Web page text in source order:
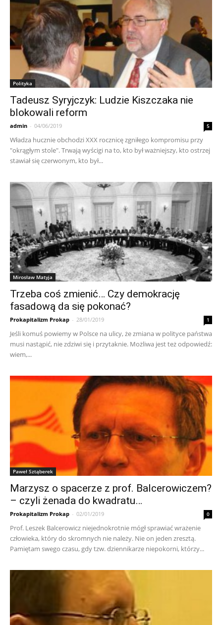
Polityka
Tadeusz Syryjczyk: Ludzie Kiszczaka nie
blokowali reform
admin - 04/06/2019 5
Władza hucznie obchodzi XXX rocznicę zgniłego kompromisu przy
"okrągłym stole". Trwają wyścigi na to, kto był ważniejszy, kto ostrzej
stawiał się czerwonym, kto był...
Mirosław Matyja
Trzeba coś zmienić… Czy demokrację
fasadową da się pokonać?
Prokapitalizm Prokap - 28/01/2019 1
Jeśli komuś powiemy w Polsce na ulicy, że zmiana w polityce państwa
musi nastąpić, nie zdziwi się i przytaknie. Możliwa jest też odpowiedź:
wiem,...
Paweł Sztąberek
Marzysz o spacerze z prof. Balcerowiczem?
– czyli żenada do kwadratu…
Prokapitalizm Prokap - 02/01/2019 0
Prof. Leszek Balcerowicz niejednokrotnie mógł sprawiać wrażenie
człowieka, który do skromnych nie należy. Nie on jeden zresztą.
Pamiętam swego czasu, gdy tzw. dziennikarze niepokorni, którzy...